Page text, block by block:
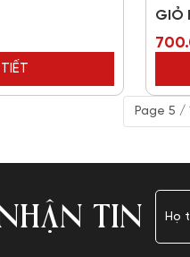
GIỎ
Page 5 /
TIN